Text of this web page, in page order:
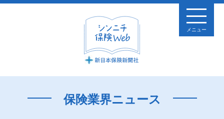
メニュー
保険業界ニュース